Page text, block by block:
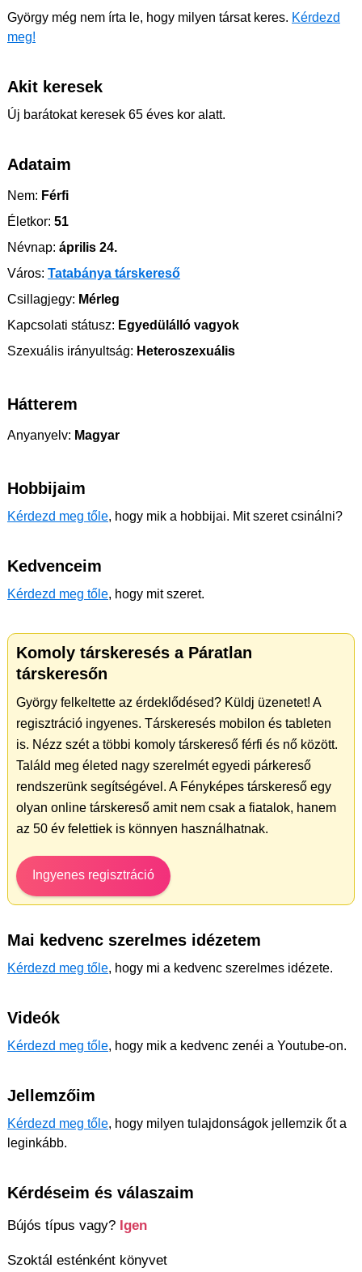
György még nem írta le, hogy milyen társat keres. Kérdezd
meg!
Akit keresek
Új barátokat keresek 65 éves kor alatt.
Adataim
Nem: Férfi
Életkor: 51
Névnap: április 24.
Város: Tatabánya társkereső
Csillagjegy: Mérleg
Kapcsolati státusz: Egyedülálló vagyok
Szexuális irányultság: Heteroszexuális
Hátterem
Anyanyelv: Magyar
Hobbijaim
Kérdezd meg tőle, hogy mik a hobbijai. Mit szeret csinálni?
Kedvenceim
Kérdezd meg tőle, hogy mit szeret.
Komoly társkeresés a Páratlan
társkeresőn
György felkeltette az érdeklődésed? Küldj üzenetet! A
regisztráció ingyenes. Társkeresés mobilon és tableten
is. Nézz szét a többi komoly társkereső férfi és nő között.
Találd meg életed nagy szerelmét egyedi párkereső
rendszerünk segítségével. A Fényképes társkereső egy
olyan online társkereső amit nem csak a fiatalok, hanem
az 50 év felettiek is könnyen használhatnak.
Ingyenes regisztráció
Mai kedvenc szerelmes idézetem
Kérdezd meg tőle, hogy mi a kedvenc szerelmes idézete.
Videók
Kérdezd meg tőle, hogy mik a kedvenc zenéi a Youtube-on.
Jellemzőim
Kérdezd meg tőle, hogy milyen tulajdonságok jellemzik őt a
leginkább.
Kérdéseim és válaszaim
Bújós típus vagy? Igen
Szoktál esténként könyvet